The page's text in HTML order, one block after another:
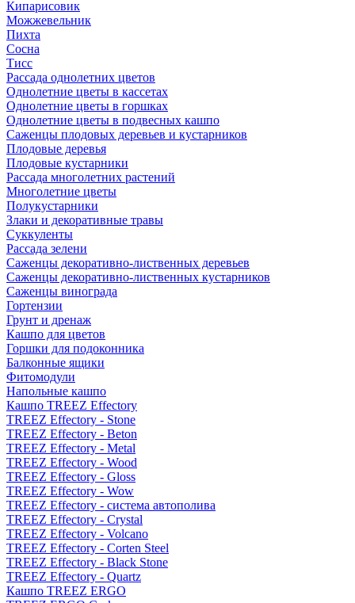
Кипарисовик
Можжевельник
Пихта
Сосна
Тисc
Рассада однолетних цветов
Однолетние цветы в кассетах
Однолетние цветы в горшках
Однолетние цветы в подвесных кашпо
Саженцы плодовых деревьев и кустарников
Плодовые деревья
Плодовые кустарники
Рассада многолетних растений
Многолетние цветы
Полукустарники
Злаки и декоративные травы
Суккуленты
Рассада зелени
Саженцы декоративно-лиственных деревьев
Саженцы декоративно-лиственных кустарников
Саженцы винограда
Гортензии
Грунт и дренаж
Кашпо для цветов
Горшки для подоконника
Балконные ящики
Фитомодули
Напольные кашпо
Кашпо TREEZ Effectory
TREEZ Effectory - Stone
TREEZ Effectory - Beton
TREEZ Effectory - Metal
TREEZ Effectory - Wood
TREEZ Effectory - Gloss
TREEZ Effectory - Wow
TREEZ Effectory - система автополива
TREEZ Effectory - Crystal
TREEZ Effectory - Volcano
TREEZ Effectory - Corten Steel
TREEZ Effectory - Black Stone
TREEZ Effectory - Quartz
Кашпо TREEZ ERGO